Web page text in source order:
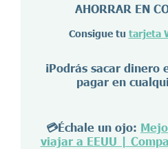
AHORRAR EN
Consigue tu tarjeta
¡Podrás sacar
pagar en
💳Échale un ojo:
viajar a EEUU |